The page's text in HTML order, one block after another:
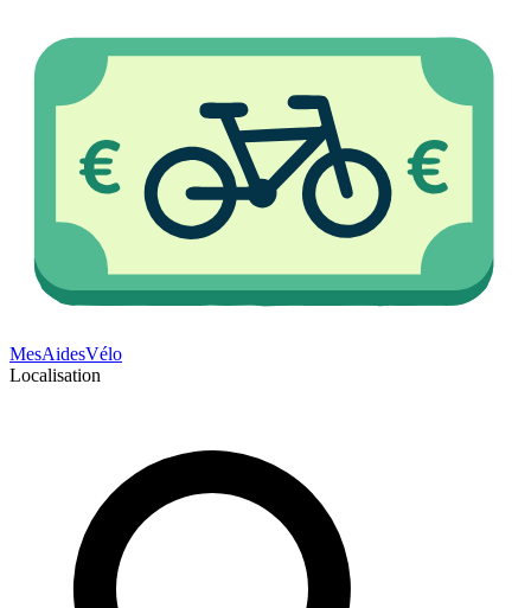
MesAidesVélo
Localisation